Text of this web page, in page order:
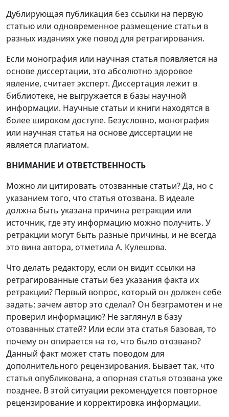
Дублирующая публикация без ссылки на первую
статью или одновременное размещение статьи в
разных изданиях уже повод для ретрагирования.
Если монография или научная статья появляется на
основе диссертации, это абсолютно здоровое
явление, считает эксперт. Диссертация лежит в
библиотеке, не выгружается в базы научной
информации. Научные статьи и книги находятся в
более широком доступе. Безусловно, монография
или научная статья на основе диссертации не
является плагиатом.
ВНИМАНИЕ И ОТВЕТСТВЕННОСТЬ
Можно ли цитировать отозванные статьи? Да, но с
указанием того, что статья отозвана. В идеале
должна быть указана причина ретракции или
источник, где эту информацию можно получить. У
ретракции могут быть разные причины, и не всегда
это вина автора, отметила А. Кулешова.
Что делать редактору, если он видит ссылки на
ретрагированные статьи без указания факта их
ретракции? Первый вопрос, который он должен себе
задать: зачем автор это сделал? Он безграмотен и не
проверил информацию? Не заглянул в базу
отозванных статей? Или если эта статья базовая, то
почему он опирается на то, что было отозвано?
Данный факт может стать поводом для
дополнительного рецензирования. Бывает так, что
статья опубликована, а опорная статья отозвана уже
позднее. В этой ситуации рекомендуется повторное
рецензирование и корректировка информации.